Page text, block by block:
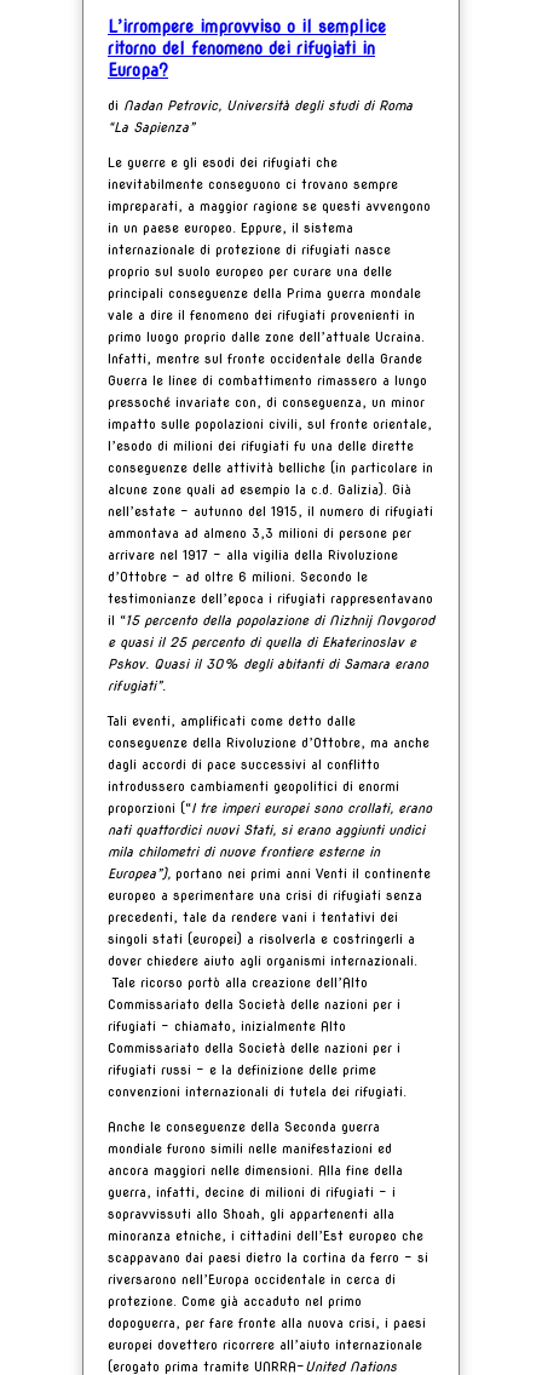
L’irrompere improvviso o il semplice
ritorno del fenomeno dei rifugiati in
Europa?
di Nadan Petrovic, Università degli studi di Roma
“La Sapienza”
Le guerre e gli esodi dei rifugiati che
inevitabilmente conseguono ci trovano sempre
impreparati, a maggior ragione se questi avvengono
in un paese europeo. Eppure, il sistema
internazionale di protezione di rifugiati nasce
proprio sul suolo europeo per curare una delle
principali conseguenze della Prima guerra mondale
vale a dire il fenomeno dei rifugiati provenienti in
primo luogo proprio dalle zone dell’attuale Ucraina.
Infatti, mentre sul fronte occidentale della Grande
Guerra le linee di combattimento rimassero a lungo
pressoché invariate con, di conseguenza, un minor
impatto sulle popolazioni civili, sul fronte orientale,
l’esodo di milioni dei rifugiati fu una delle dirette
conseguenze delle attività belliche (in particolare in
alcune zone quali ad esempio la c.d. Galizia). Già
nell’estate - autunno del 1915, il numero di rifugiati
ammontava ad almeno 3,3 milioni di persone per
arrivare nel 1917 – alla vigilia della Rivoluzione
d’Ottobre - ad oltre 6 milioni. Secondo le
testimonianze dell’epoca i rifugiati rappresentavano
il “15 percento della popolazione di Nizhnij Novgorod
e quasi il 25 percento di quella di Ekaterinoslav e
Pskov. Quasi il 30% degli abitanti di Samara erano
rifugiati”.
Tali eventi, amplificati come detto dalle
conseguenze della Rivoluzione d’Ottobre, ma anche
dagli accordi di pace successivi al conflitto
introdussero cambiamenti geopolitici di enormi
proporzioni (“I tre imperi europei sono crollati, erano
nati quattordici nuovi Stati, si erano aggiunti undici
mila chilometri di nuove frontiere esterne in
Europea”), portano nei primi anni Venti il continente
europeo a sperimentare una crisi di rifugiati senza
precedenti, tale da rendere vani i tentativi dei
singoli stati (europei) a risolverla e costringerli a
dover chiedere aiuto agli organismi internazionali.
Tale ricorso portò alla creazione dell’Alto
Commissariato della Società delle nazioni per i
rifugiati – chiamato, inizialmente Alto
Commissariato della Società delle nazioni per i
rifugiati russi - e la definizione delle prime
convenzioni internazionali di tutela dei rifugiati.
Anche le conseguenze della Seconda guerra
mondiale furono simili nelle manifestazioni ed
ancora maggiori nelle dimensioni. Alla fine della
guerra, infatti, decine di milioni di rifugiati - i
sopravvissuti allo Shoah, gli appartenenti alla
minoranza etniche, i cittadini dell’Est europeo che
scappavano dai paesi dietro la cortina da ferro – si
riversarono nell’Europa occidentale in cerca di
protezione. Come già accaduto nel primo
dopoguerra, per fare fronte alla nuova crisi, i paesi
europei dovettero ricorrere all’aiuto internazionale
(erogato prima tramite UNRRA-United Nations